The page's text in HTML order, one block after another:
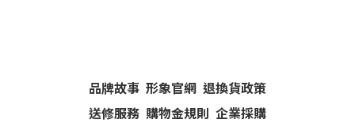
品牌故事 形象官網 退換貨政策
送修服務 購物金規則 企業採購